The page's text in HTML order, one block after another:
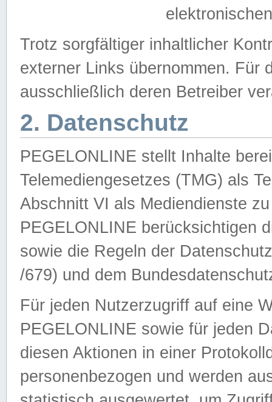
Trotz sorgfältiger inhaltlicher
externer Links übernommen. Für
ausschließlich deren Betreiber
2. Datenschutz
PEGELONLINE stellt Inhalte
Telemediengesetzes (TMG) als
Abschnitt VI als Mediendienste
PEGELONLINE berücksichtigen
sowie die Regeln der
/679) und dem
Für jeden Nutzerzugriff auf eine
PEGELONLINE sowie für jeden
diesen Aktionen in einer
personenbezogen und werden